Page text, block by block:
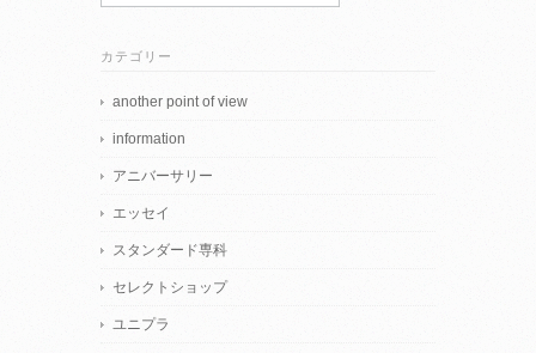
カテゴリー
another point of view
information
アニバーサリー
エッセイ
スタンダード専科
セレクトショップ
ユニプラ